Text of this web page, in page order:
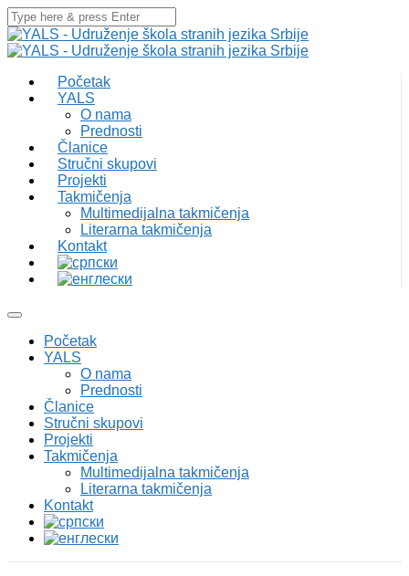
Početak
YALS
O nama
Prednosti
Članice
Stručni skupovi
Projekti
Takmičenja
Multimedijalna takmičenja
Literarna takmičenja
Kontakt
Početak
YALS
O nama
Prednosti
Članice
Stručni skupovi
Projekti
Takmičenja
Multimedijalna takmičenja
Literarna takmičenja
Kontakt